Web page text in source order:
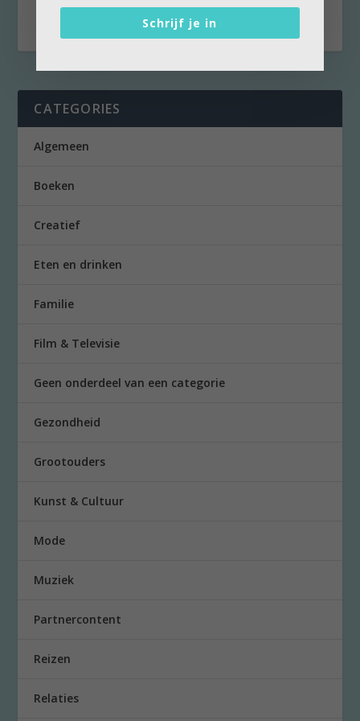
niet...
CATEGORIES
Algemeen
Boeken
Creatief
Eten en drinken
Familie
Film & Televisie
Geen onderdeel van een categorie
Gezondheid
Grootouders
Kunst & Cultuur
Mode
Muziek
Partnercontent
Reizen
Relaties
Schrijf je in